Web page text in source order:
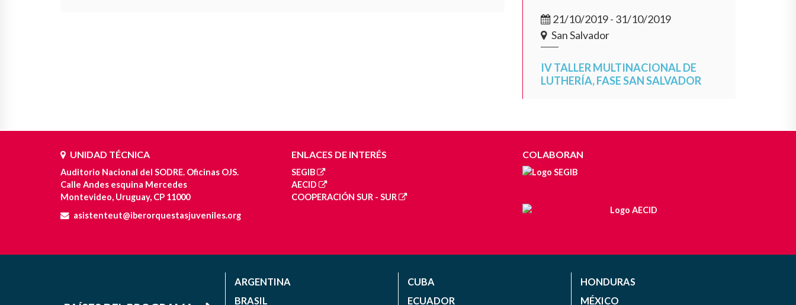
21/10/2019 - 31/10/2019
San Salvador
IV TALLER MULTINACIONAL DE
LUTHERÍA, FASE SAN SALVADOR
UNIDAD TÉCNICA
Auditorio Nacional del SODRE. Oficinas OJS.
Calle Andes esquina Mercedes
Montevideo, Uruguay, CP 11000
asistenteut@iberorquestasjuveniles.org
ENLACES DE INTERÉS
SEGIB
AECID
COOPERACIÓN SUR - SUR
COLABORAN
ARGENTINA
BRASIL
CUBA
ECUADOR
HONDURAS
MÉXICO